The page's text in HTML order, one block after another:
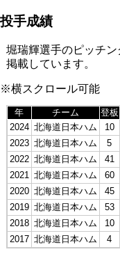
投手成績
堀瑞輝選手のピッチ
掲載しています。
※横スクロール可能
年 チーム 登板
2024 北海道日本ハム 10
2023 北海道日本ハム 5
2022 北海道日本ハム 41
2021 北海道日本ハム 60
2020 北海道日本ハム 45
2019 北海道日本ハム 53
2018 北海道日本ハム 10
2017 北海道日本ハム 4